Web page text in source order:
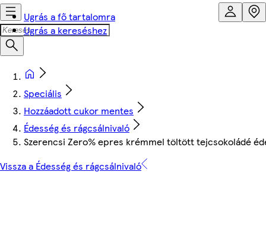
Ugrás a fő tartalomra
Ugrás a kereséshez
Speciális
Hozzáadott cukor mentes
Édesség és rágcsálnivaló
Szerencsi Zero% epres krémmel töltött tejcsokoládé
Vissza a Édesség és rágcsálnivaló